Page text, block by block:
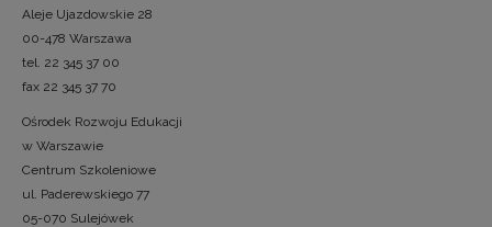
Aleje Ujazdowskie 28
00-478 Warszawa
tel. 22 345 37 00
fax 22 345 37 70
Ośrodek Rozwoju Edukacji
w Warszawie
Centrum Szkoleniowe
ul. Paderewskiego 77
05-070 Sulejówek